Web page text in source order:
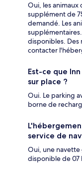
Oui, les animaux
supplément de
demandé. Les
disponibles. Des
contacter
Est-ce que
sur place ?
Oui. Le parking
borne de
service de
Oui, une
disponible de 07